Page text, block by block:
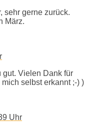
sehr gerne zurück.
März.
gut. Vielen Dank für
selbst erkannt ;-) )
Uhr